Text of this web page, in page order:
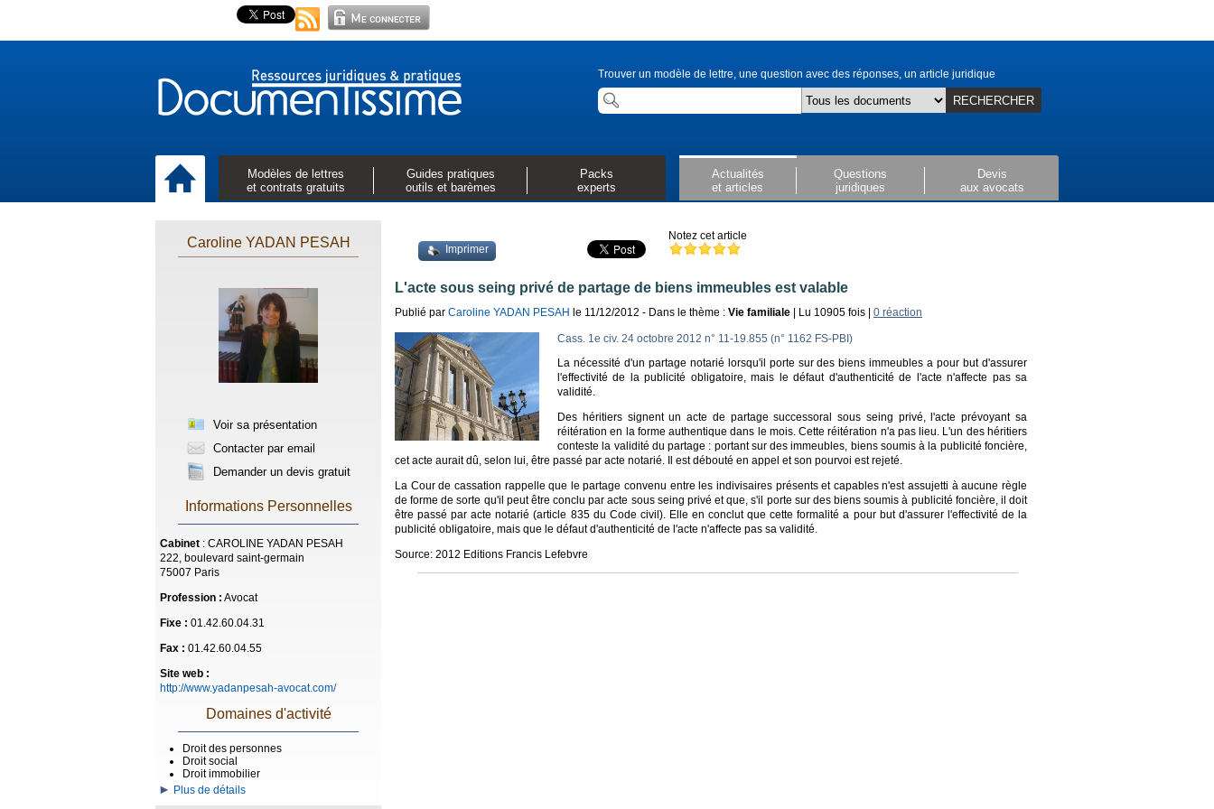
Trouver un modèle de lettre, une question avec des réponses, un article juridique
RECHERCHER
Modèles de lettres
et contrats gratuits
Guides pratiques
outils et barèmes
Packs
experts
Actualités
et articles
Questions
juridiques
Devis
aux avocats
Caroline YADAN PESAH
Voir sa présentation
Contacter par email
Demander un devis gratuit
Informations Personnelles
Cabinet : CAROLINE YADAN PESAH
222, boulevard saint-germain
75007 Paris
Profession : Avocat
Fixe : 01.42.60.04.31
Fax : 01.42.60.04.55
Site web :
http://www.yadanpesah-avocat.com/
Domaines d'activité
Droit des personnes
Droit social
Droit immobilier
Plus de détails
Imprimer
Notez cet article
L'acte sous seing privé de partage de biens immeubles est valable
Publié par Caroline YADAN PESAH le 11/12/2012 - Dans le thème : Vie familiale | Lu 10905 fois | 0 réaction
Cass. 1e civ. 24 octobre 2012 n° 11-19.855 (n° 1162 FS-PBI)
La nécessité d'un partage notarié lorsqu'il porte sur des biens immeubles a pour but d'assurer
l'effectivité de la publicité obligatoire, mais le défaut d'authenticité de l'acte n'affecte pas sa
validité.
Des héritiers signent un acte de partage successoral sous seing privé, l'acte prévoyant sa
réitération en la forme authentique dans le mois. Cette réitération n'a pas lieu. L'un des héritiers
conteste la validité du partage : portant sur des immeubles, biens soumis à la publicité foncière,
cet acte aurait dû, selon lui, être passé par acte notarié. Il est débouté en appel et son pourvoi est rejeté.
La Cour de cassation rappelle que le partage convenu entre les indivisaires présents et capables n'est assujetti à aucune règle
de forme de sorte qu'il peut être conclu par acte sous seing privé et que, s'il porte sur des biens soumis à publicité foncière, il doit
être passé par acte notarié (article 835 du Code civil). Elle en conclut que cette formalité a pour but d'assurer l'effectivité de la
publicité obligatoire, mais que le défaut d'authenticité de l'acte n'affecte pas sa validité.
Source: 2012 Editions Francis Lefebvre